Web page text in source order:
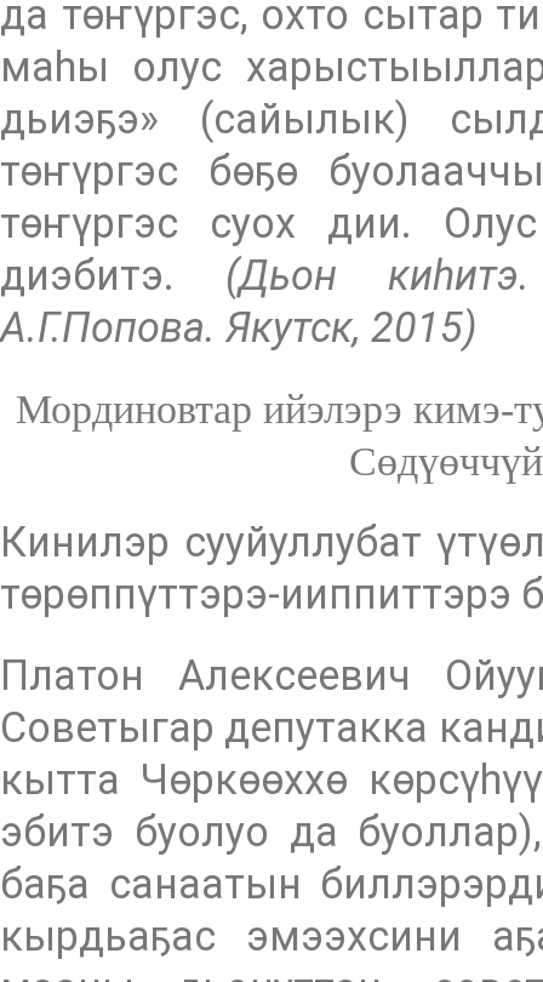
да төҥүргэс, охто сытар
маһы олус
дьиэҕэ» (сайылык)
төҥүргэс бөҕө
төҥүргэс суох дии.
диэбитэ. (Дьон
А.Г.Попова. Якутск, 2015)
Мординовтар ийэлэрэ кимэ-
Кинилэр сууйуллубат
төрөппүттэрэ-ииппиттэрэ
Платон Алексеевич
Советыгар депутакка
кытта Чөркөөххө
эбитэ буолуо да
баҕа санаатын
кырдьаҕас эмээхсини